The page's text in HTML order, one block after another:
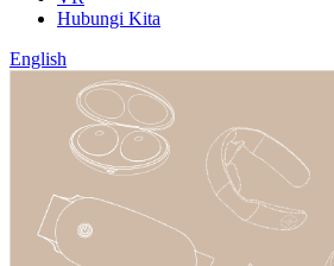
Hubungi Kita
English